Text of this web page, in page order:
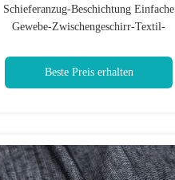
Schieferanzug-Beschichtung Einfache
Gewebe-Zwischengeschirr-Textil-
Beste Preis erhalten